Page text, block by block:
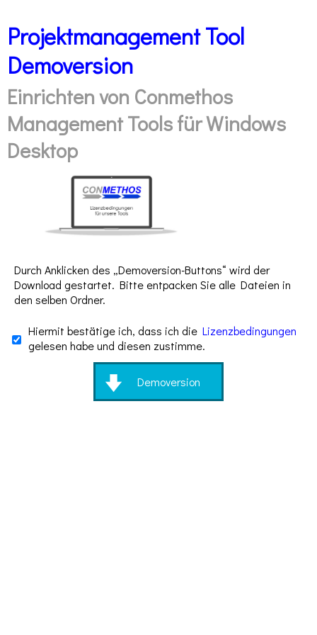
Projektmanagement Tool
Demoversion
Einrichten von Conmethos
Management Tools für Windows
Desktop
Durch Anklicken des „Demoversion-Buttons“ wird der
Download gestartet. Bitte entpacken Sie alle Dateien in
den selben Ordner.
Hiermit bestätige ich, dass ich die Lizenzbedingungen
gelesen habe und diesen zustimme.
Demoversion